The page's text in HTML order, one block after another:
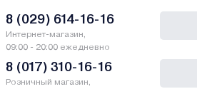
8 (029) 614-16-16
Интернет-магазин,
09:00 - 20:00 ежедневно
8 (017) 310-16-16
Розничный магазин,